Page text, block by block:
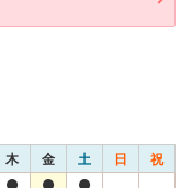
木 金 土 日 祝